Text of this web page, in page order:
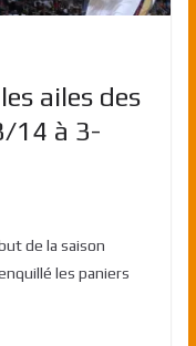
ailes des
14 à 3-
de la saison
les paniers